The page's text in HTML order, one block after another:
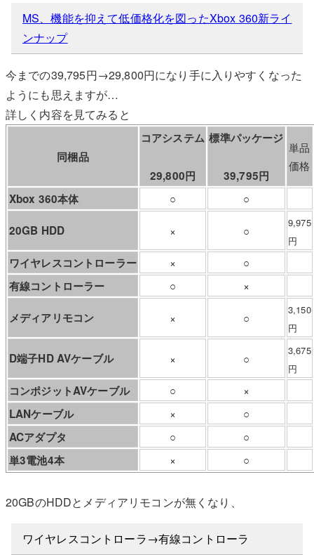
MS、機能を抑えて低価格化を図ったXbox 360新ライ
ンナップ
今までの39,795円→29,800円になり手に入りやすくなった
ようにも思えますが…
詳しく内容を見てみると
同梱品
コアシステム
29,800円
標準パッケージ
39,795円
単品
価格
Xbox 360本体 ○ ○
20GB HDD × ○
9,975
円
ワイヤレスコントローラー ×
○
有線コントローラー
○ ×
メディアリモコン × ○
3,150
円
D端子HD AVケーブル × ○
3,675
円
コンポジットAVケーブル ○
×
LANケーブル
×
○
ACアダプタ
○
○
単3電池4本
× ○
20GBのHDDとメディアリモコンが無くなり、
ワイヤレスコントローラ→有線コントローラ